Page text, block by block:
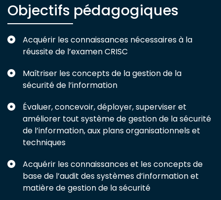
Acquérir les connaissances nécessaires à la
réussite de l’examen CRISC
Maîtriser les concepts de la gestion de la
sécurité de l’information
Évaluer, concevoir, déployer, superviser et
améliorer tout système de gestion de la sécurité
de l’information, aux plans organisationnels et
techniques
Acquérir les connaissances et les concepts de
base de l’audit des systèmes d’information et
matière de gestion de la sécurité
Objectifs pédagogiques